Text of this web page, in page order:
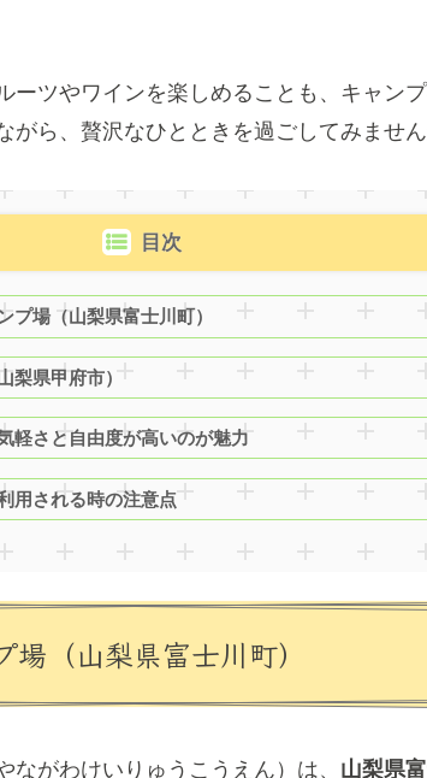
ーツやワインを楽しめることも、キャンプ
がら、贅沢なひとときを過ごしてみません
目次
プ場（山梨県富士川町）
梨県甲府市）
軽さと自由度が高いのが魅力
用される時の注意点
（山梨県富士川町）
がわけいりゅうこうえん）は、 山梨県